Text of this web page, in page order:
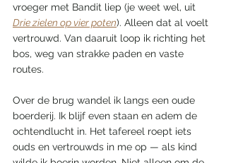
vroeger met Bandit liep (je weet wel, uit
Drie zielen op vier poten). Alleen dat al voelt
vertrouwd. Van daaruit loop ik richting het
bos, weg van strakke paden en vaste
routes.
Over de brug wandel ik langs een oude
boerderij. Ik blijf even staan en adem de
ochtendlucht in. Het tafereel roept iets
ouds en vertrouwds in me op — als kind